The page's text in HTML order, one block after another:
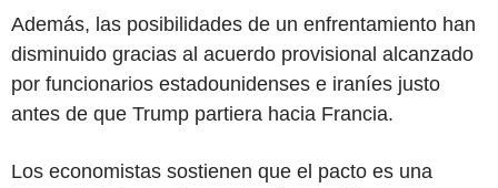
Además, las posibilidades de un enfrentamiento han
disminuido gracias al acuerdo provisional alcanzado
por funcionarios estadounidenses e iraníes justo
antes de que Trump partiera hacia Francia.
Los economistas sostienen que el pacto es una